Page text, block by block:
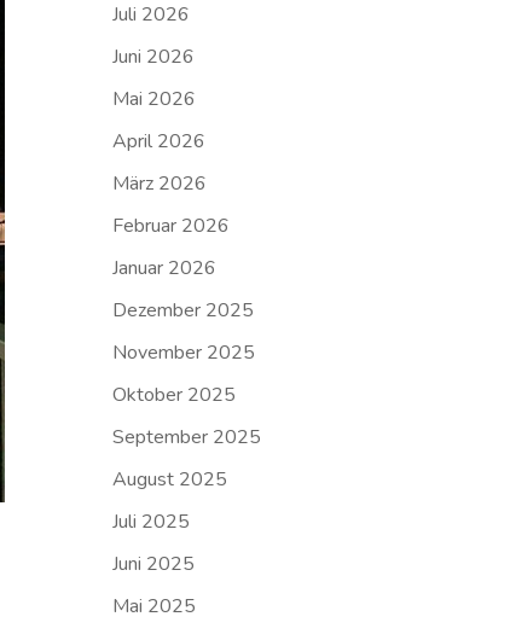
Juli 2026
Juni 2026
Mai 2026
April 2026
März 2026
Februar 2026
Januar 2026
Dezember 2025
November 2025
Oktober 2025
September 2025
August 2025
Juli 2025
Juni 2025
Mai 2025